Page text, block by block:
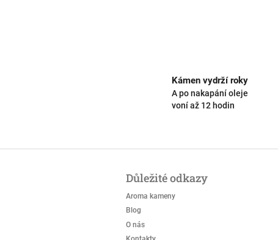
Kámen vydrží roky
A po nakapání oleje
voní až 12 hodin
Důležité odkazy
Aroma kameny
Blog
O nás